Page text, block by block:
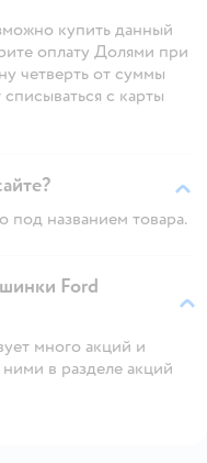
купить данный
оплату Долями при
четверть от суммы
списываться с карты
под названием товара.
Ford
много акций и
в разделе акций